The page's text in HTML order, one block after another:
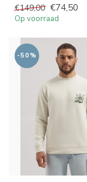
€149,00 €74,50
Op voorraad
-50%